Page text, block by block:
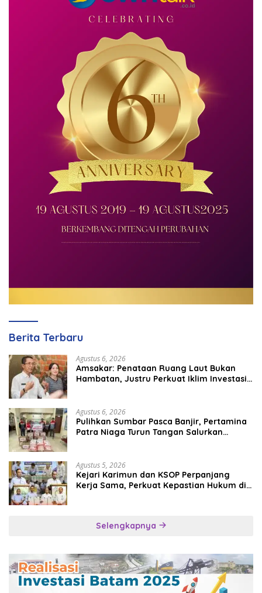
Berita Terbaru
Agustus 6, 2026
Amsakar: Penataan Ruang Laut Bukan
Hambatan, Justru Perkuat Iklim Investasi
Agustus 6, 2026
Pulihkan Sumbar Pasca Banjir, Pertamina
Patra Niaga Turun Tangan Salurkan
Agustus 5, 2026
Kejari Karimun dan KSOP Perpanjang
Kerja Sama, Perkuat Kepastian Hukum di
Selengkapnya